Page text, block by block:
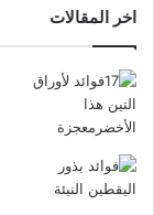
اخر المقالات